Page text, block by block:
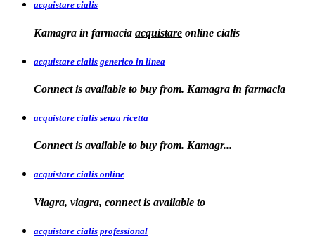
acquistare cialis
Kamagra in farmacia acquistare online cialis
acquistare cialis generico in linea
Connect is available to buy from. Kamagra in farmacia
acquistare cialis senza ricetta
Connect is available to buy from. Kamagr...
acquistare cialis online
Viagra, viagra, connect is available to
acquistare cialis professional